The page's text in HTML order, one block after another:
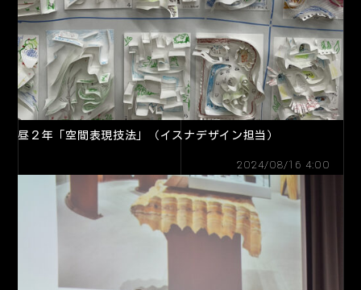
昼２年「空間表現技法」（イスナデザイン担当）
2024/08/16 4:00